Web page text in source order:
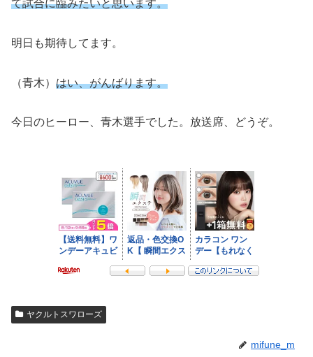
て試合に臨みたいと思います。
明日も期待してます。
（青木） はい、がんばります。
今日のヒーロー、青木選手でした。放送席、どうぞ。
ヤクルトスワローズ
mifune_m